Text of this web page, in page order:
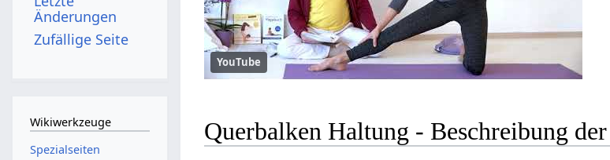
YouTube
Querbalken Haltung - Beschreibung der
Änderungen
Zufällige Seite
Wikiwerkzeuge
Spezialseiten